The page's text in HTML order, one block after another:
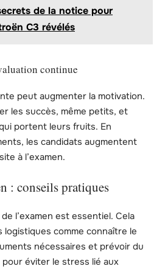
de la notice pour
C3 révélés
continue
peut augmenter la motivation.
les succès, même petits, et
portent leurs fruits. En
les candidats augmentent
à l’examen.
: conseils pratiques
l’examen est essentiel. Cela
comme connaître le
nécessaires et prévoir du
éviter le stress lié aux